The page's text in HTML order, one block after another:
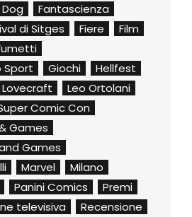
Fantascienza
di Sitges Fiere
Film
Sport
Giochi
Hellfest
Lovecraft
Leo Ortolani
Comic Con
Games
Games
Marvel
Milano
Panini Comics
Premi
televisiva
Recensione